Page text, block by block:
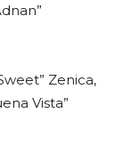
Zenica,
Vista”